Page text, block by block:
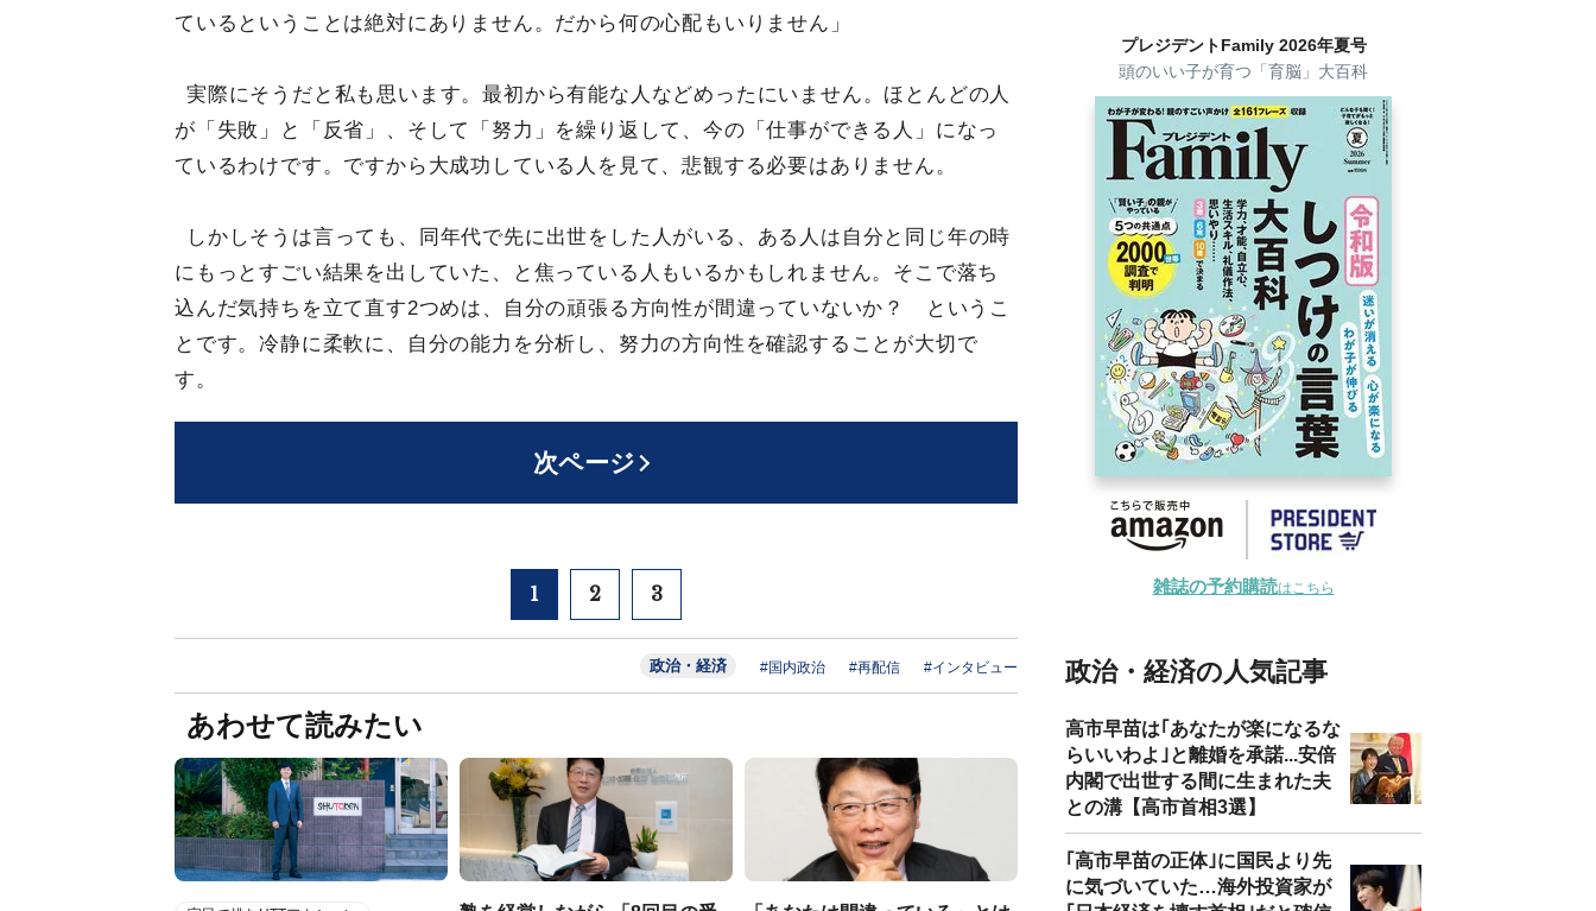
ているということは絶対にありません。だから何の心配もいりません」
実際にそうだと私も思います。最初から有能な人などめったにいません。ほとんどの人
が「失敗」と「反省」、そして「努力」を繰り返して、今の「仕事ができる人」になっ
ているわけです。ですから大成功している人を見て、悲観する必要はありません。
しかしそうは言っても、同年代で先に出世をした人がいる、ある人は自分と同じ年の時
にもっとすごい結果を出していた、と焦っている人もいるかもしれません。そこで落ち
込んだ気持ちを立て直す2つめは、自分の頑張る方向性が間違っていないか？ というこ
とです。冷静に柔軟に、自分の能力を分析し、努力の方向性を確認することが大切で
す。
次ページ
1 2 3
政治・経済 #国内政治 #再配信 #インタビュー
あわせて読みたい
プレジデントFamily 2026年夏号
頭のいい子が育つ「育脳」大百科
雑誌の予約購読はこちら
政治・経済の人気記事
高市早苗は｢あなたが楽になるな
らいいわよ｣と離婚を承諾...安倍
内閣で出世する間に生まれた夫
との溝【高市首相3選】
｢高市早苗の正体｣に国民より先
に気づいていた…海外投資家が